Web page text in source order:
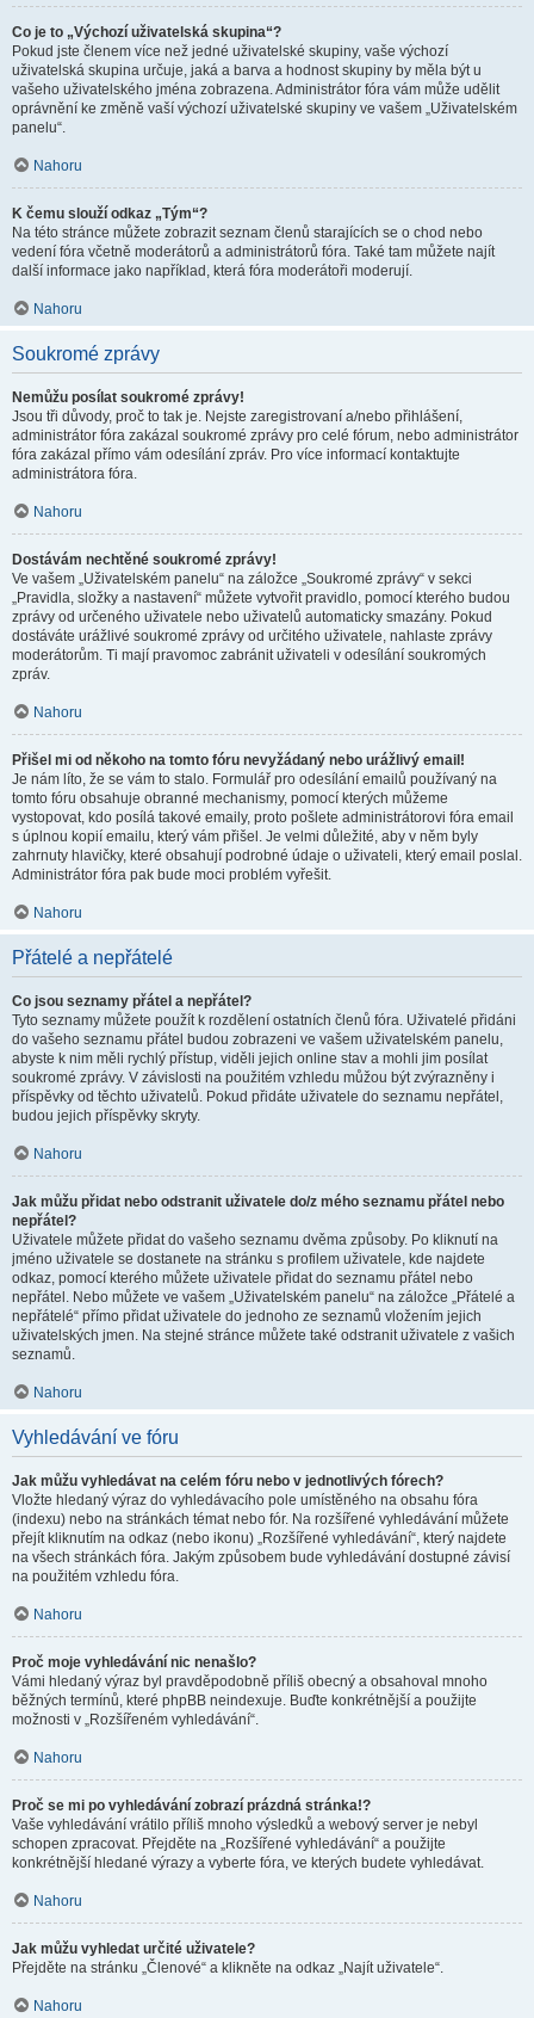
Co je to „Výchozí uživatelská skupina“?
Pokud jste členem více než jedné uživatelské skupiny, vaše výchozí
uživatelská skupina určuje, jaká a barva a hodnost skupiny by měla být u
vašeho uživatelského jména zobrazena. Administrátor fóra vám může udělit
oprávnění ke změně vaší výchozí uživatelské skupiny ve vašem „Uživatelském
panelu“.
Nahoru
K čemu slouží odkaz „Tým“?
Na této stránce můžete zobrazit seznam členů starajících se o chod nebo
vedení fóra včetně moderátorů a administrátorů fóra. Také tam můžete najít
další informace jako například, která fóra moderátoři moderují.
Nahoru
Soukromé zprávy
Nemůžu posílat soukromé zprávy!
Jsou tři důvody, proč to tak je. Nejste zaregistrovaní a/nebo přihlášení,
administrátor fóra zakázal soukromé zprávy pro celé fórum, nebo administrátor
fóra zakázal přímo vám odesílání zpráv. Pro více informací kontaktujte
administrátora fóra.
Nahoru
Dostávám nechtěné soukromé zprávy!
Ve vašem „Uživatelském panelu“ na záložce „Soukromé zprávy“ v sekci
„Pravidla, složky a nastavení“ můžete vytvořit pravidlo, pomocí kterého budou
zprávy od určeného uživatele nebo uživatelů automaticky smazány. Pokud
dostáváte urážlivé soukromé zprávy od určitého uživatele, nahlaste zprávy
moderátorům. Ti mají pravomoc zabránit uživateli v odesílání soukromých
zpráv.
Nahoru
Přišel mi od někoho na tomto fóru nevyžádaný nebo urážlivý email!
Je nám líto, že se vám to stalo. Formulář pro odesílání emailů používaný na
tomto fóru obsahuje obranné mechanismy, pomocí kterých můžeme
vystopovat, kdo posílá takové emaily, proto pošlete administrátorovi fóra email
s úplnou kopií emailu, který vám přišel. Je velmi důležité, aby v něm byly
zahrnuty hlavičky, které obsahují podrobné údaje o uživateli, který email poslal.
Administrátor fóra pak bude moci problém vyřešit.
Nahoru
Přátelé a nepřátelé
Co jsou seznamy přátel a nepřátel?
Tyto seznamy můžete použít k rozdělení ostatních členů fóra. Uživatelé přidáni
do vašeho seznamu přátel budou zobrazeni ve vašem uživatelském panelu,
abyste k nim měli rychlý přístup, viděli jejich online stav a mohli jim posílat
soukromé zprávy. V závislosti na použitém vzhledu můžou být zvýrazněny i
příspěvky od těchto uživatelů. Pokud přidáte uživatele do seznamu nepřátel,
budou jejich příspěvky skryty.
Nahoru
Jak můžu přidat nebo odstranit uživatele do/z mého seznamu přátel nebo
nepřátel?
Uživatele můžete přidat do vašeho seznamu dvěma způsoby. Po kliknutí na
jméno uživatele se dostanete na stránku s profilem uživatele, kde najdete
odkaz, pomocí kterého můžete uživatele přidat do seznamu přátel nebo
nepřátel. Nebo můžete ve vašem „Uživatelském panelu“ na záložce „Přátelé a
nepřátelé“ přímo přidat uživatele do jednoho ze seznamů vložením jejich
uživatelských jmen. Na stejné stránce můžete také odstranit uživatele z vašich
seznamů.
Nahoru
Vyhledávání ve fóru
Jak můžu vyhledávat na celém fóru nebo v jednotlivých fórech?
Vložte hledaný výraz do vyhledávacího pole umístěného na obsahu fóra
(indexu) nebo na stránkách témat nebo fór. Na rozšířené vyhledávání můžete
přejít kliknutím na odkaz (nebo ikonu) „Rozšířené vyhledávání“, který najdete
na všech stránkách fóra. Jakým způsobem bude vyhledávání dostupné závisí
na použitém vzhledu fóra.
Nahoru
Proč moje vyhledávání nic nenašlo?
Vámi hledaný výraz byl pravděpodobně příliš obecný a obsahoval mnoho
běžných termínů, které phpBB neindexuje. Buďte konkrétnější a použijte
možnosti v „Rozšířeném vyhledávání“.
Nahoru
Proč se mi po vyhledávání zobrazí prázdná stránka!?
Vaše vyhledávání vrátilo příliš mnoho výsledků a webový server je nebyl
schopen zpracovat. Přejděte na „Rozšířené vyhledávání“ a použijte
konkrétnější hledané výrazy a vyberte fóra, ve kterých budete vyhledávat.
Nahoru
Jak můžu vyhledat určité uživatele?
Přejděte na stránku „Členové“ a klikněte na odkaz „Najít uživatele“.
Nahoru